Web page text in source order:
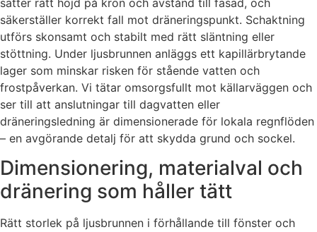
säkerställer korrekt fall mot dräneringspunkt. Schaktning
utförs skonsamt och stabilt med rätt släntning eller
stöttning. Under ljusbrunnen anläggs ett kapillärbrytande
lager som minskar risken för stående vatten och
frostpåverkan. Vi tätar omsorgsfullt mot källarväggen och
ser till att anslutningar till dagvatten eller
dräneringsledning är dimensionerade för lokala regnflöden
– en avgörande detalj för att skydda grund och sockel.
Dimensionering, materialval och
dränering som håller tätt
Rätt storlek på ljusbrunnen i förhållande till fönster och